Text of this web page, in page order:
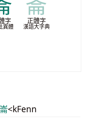
字
異體
崙
正體字
漢語大字典
<kFenn